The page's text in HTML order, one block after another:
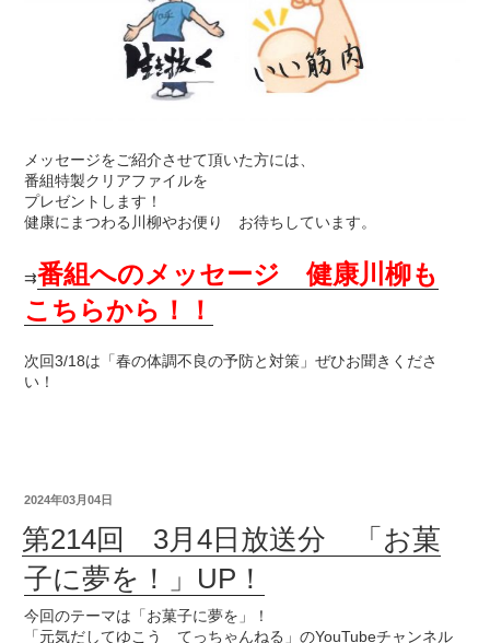
メッセージをご紹介させて頂いた方には、
番組特製クリアファイルを
プレゼントします！
健康にまつわる川柳やお便り お待ちしています。
⇉番組へのメッセージ 健康川柳も
こちらから！！
次回3/18は「春の体調不良の予防と対策」ぜひお聞きくださ
い！
2024年03月04日
第214回 3月4日放送分 「お菓
子に夢を！」UP！
今回のテーマは「お菓子に夢を」！
「元気だしてゆこう てっちゃんねる」のYouTubeチャンネル